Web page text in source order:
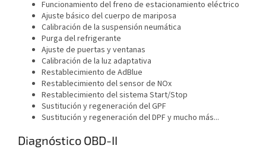
Funcionamiento del freno de estacionamiento eléctrico
Ajuste básico del cuerpo de mariposa
Calibración de la suspensión neumática
Purga del refrigerante
Ajuste de puertas y ventanas
Calibración de la luz adaptativa
Restablecimiento de AdBlue
Restablecimiento del sensor de NOx
Restablecimiento del sistema Start/Stop
Sustitución y regeneración del GPF
Sustitución y regeneración del DPF y mucho más...
Diagnóstico OBD-II